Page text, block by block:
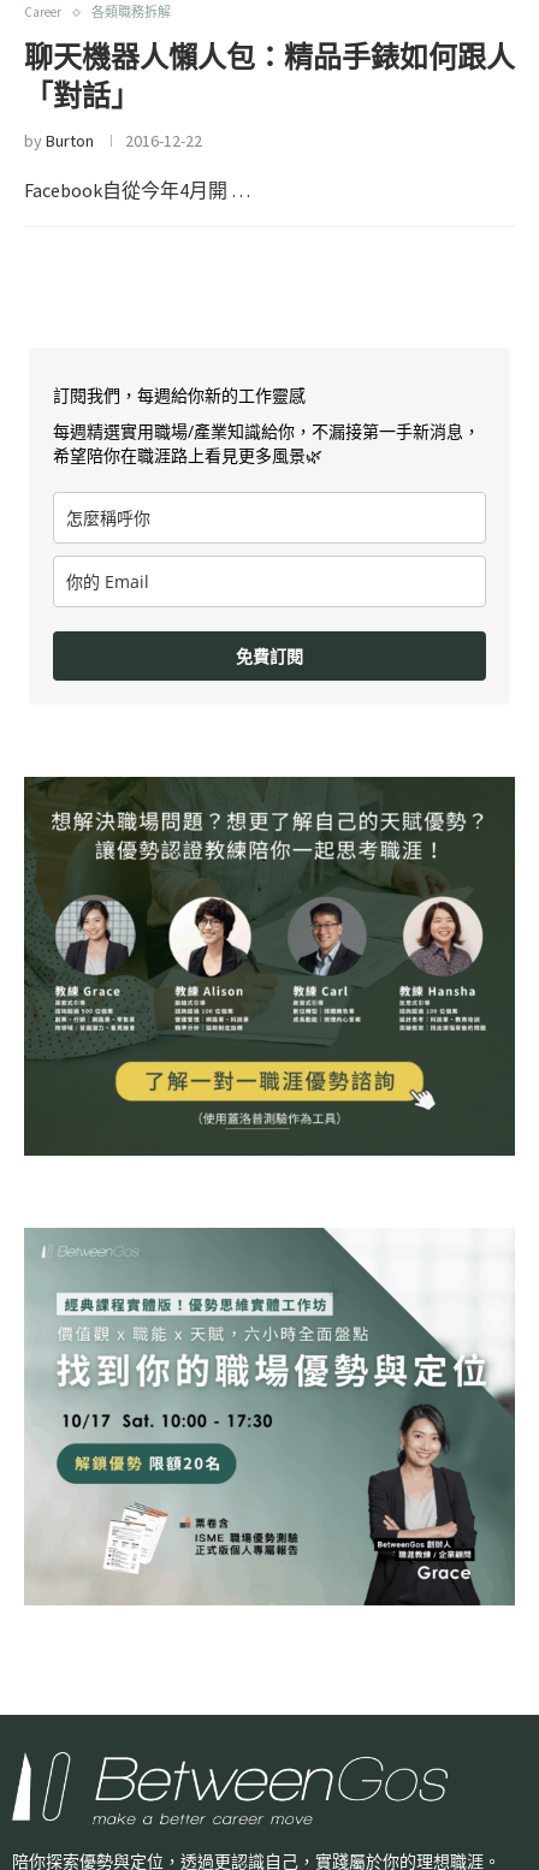
Career 各類職務拆解
聊天機器人懶人包：精品手錶如何跟人
「對話」
byBurton 2016-12-22
Facebook自從今年4月開 …
訂閱我們，每週給你新的工作靈感
每週精選實用職場/產業知識給你，不漏接第一手新消息，
希望陪你在職涯路上看見更多風景🌿
免費訂閱
陪你探索優勢與定位，透過更認識自己， 實踐屬於你的理想職涯。